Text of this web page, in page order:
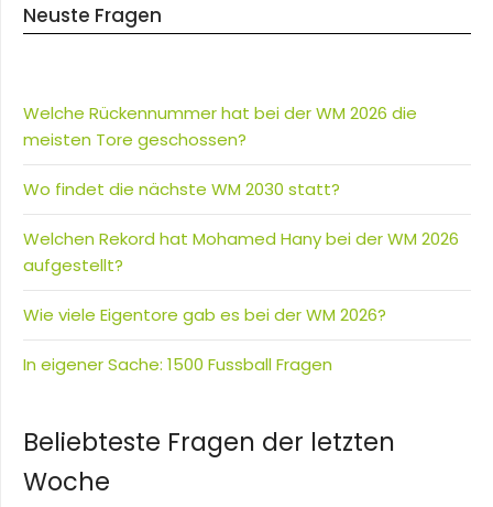
Neuste Fragen
Welche Rückennummer hat bei der WM 2026 die
meisten Tore geschossen?
Wo findet die nächste WM 2030 statt?
Welchen Rekord hat Mohamed Hany bei der WM 2026
aufgestellt?
Wie viele Eigentore gab es bei der WM 2026?
In eigener Sache: 1500 Fussball Fragen
Beliebteste Fragen der letzten
Woche